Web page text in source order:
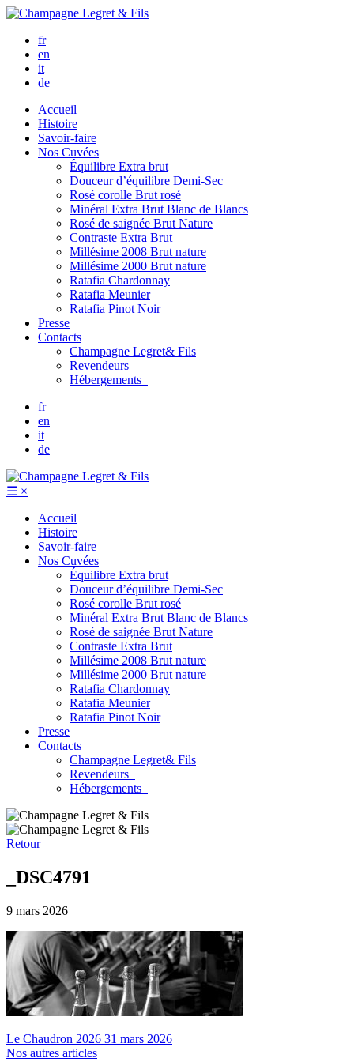
fr
en
it
de
Accueil
Histoire
Savoir-faire
Nos Cuvées
Équilibre Extra brut
Douceur d’équilibre Demi-Sec
Rosé corolle Brut rosé
Minéral Extra Brut Blanc de Blancs
Rosé de saignée Brut Nature
Contraste Extra Brut
Millésime 2008 Brut nature
Millésime 2000 Brut nature
Ratafia Chardonnay
Ratafia Meunier
Ratafia Pinot Noir
Presse
Contacts
Champagne Legret& Fils
Revendeurs
Hébergements
fr
en
it
de
☰ ×
Accueil
Histoire
Savoir-faire
Nos Cuvées
Équilibre Extra brut
Douceur d’équilibre Demi-Sec
Rosé corolle Brut rosé
Minéral Extra Brut Blanc de Blancs
Rosé de saignée Brut Nature
Contraste Extra Brut
Millésime 2008 Brut nature
Millésime 2000 Brut nature
Ratafia Chardonnay
Ratafia Meunier
Ratafia Pinot Noir
Presse
Contacts
Champagne Legret& Fils
Revendeurs
Hébergements
Retour
_DSC4791
9 mars 2026
Le Chaudron 2026 31 mars 2026
Nos autres articles